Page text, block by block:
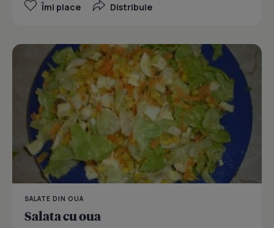
Îmi place Distribuie
SALATE DIN OUA
Salata cu oua